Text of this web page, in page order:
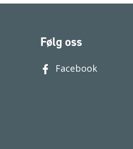
Følg oss
Facebook